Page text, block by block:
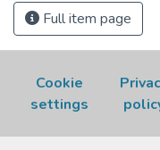
Full item page
Cookie
settings